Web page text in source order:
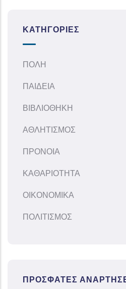
ΚΑΤΗΓΟΡΊΕΣ
ΠΟΛΗ
ΠΑΙΔΕΙΑ
ΒΙΒΛΙΟΘΗΚΗ
ΑΘΛΗΤΙΣΜΟΣ
ΠΡΟΝΟΙΑ
ΚΑΘΑΡΙΟΤΗΤΑ
ΟΙΚΟΝΟΜΙΚΑ
ΠΟΛΙΤΙΣΜΟΣ
ΠΡΌΣΦΑΤΕΣ